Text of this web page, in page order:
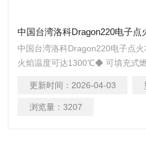
中国台湾洛科Dragon220电子点
中国台湾洛科Dragon220电子点
火焰温度可达1300℃◆ 可填充式
更新时间： 2026-04-03
浏览量： 3207